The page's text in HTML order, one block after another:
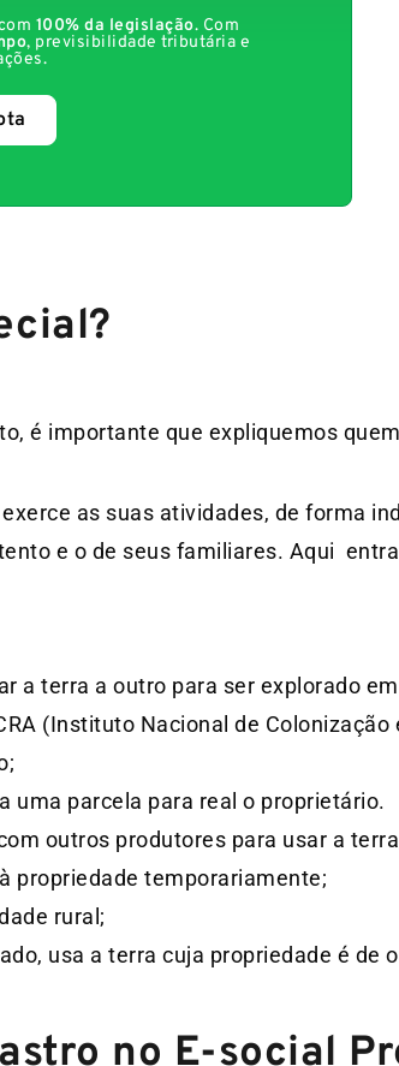
100% da legislação. Com
, previsibilidade tributária e
é importante que expliquemos
as suas atividades, de forma
e o de seus familiares. Aqui
a terra a outro para ser explorado
(Instituto Nacional de Colonização
uma parcela para real o proprietário.
outros produtores para usar a
propriedade temporariamente;
rural;
usa a terra cuja propriedade é de
no E-social